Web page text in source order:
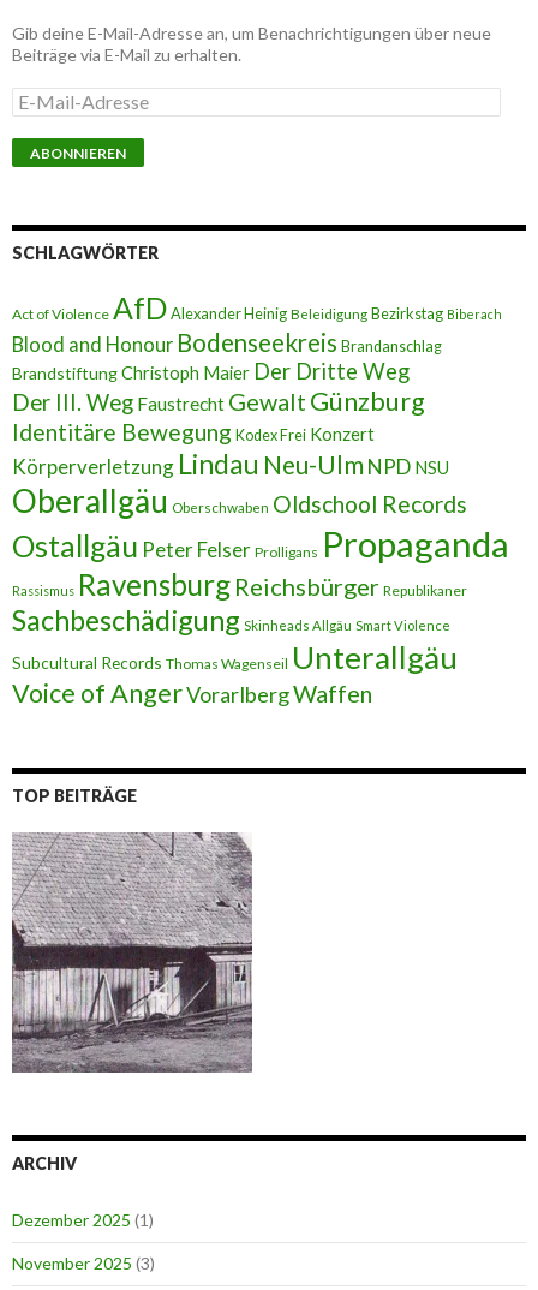
Gib deine E-Mail-Adresse an, um Benachrichtigungen über neue
Beiträge via E-Mail zu erhalten.
E
-
M
a
-
A
e
s
s
e
SCHLAGWÖRTER
Act of Violence AfDAlexander Heinig Beleidigung Bezirkstag Biberach
Blood and Honour Bodenseekreis Brandanschlag
BrandstiftungChristoph Maier Der Dritte Weg
Der III. Weg Faustrecht Gewalt Günzburg
Identitäre Bewegung Kodex Frei Konzert
Körperverletzung Lindau Neu-Ulm NPD NSU
Oberallgäu Oberschwaben Oldschool Records
Ostallgäu Peter Felser Prolligans Propaganda
Rassismus Ravensburg Reichsbürger Republikaner
Sachbeschädigung Skinheads Allgäu Smart Violence
Subcultural Records Thomas Wagenseil Unterallgäu
Voice of AngerVorarlbergWaffen
TOP BEITRÄGE
ARCHIV
Dezember 2025 (1)
November 2025 (3)